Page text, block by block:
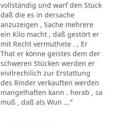
vollständig und warf den Stuck
daß die es in dersache
anzuzeigen , Sache mehrere
ein Kilo macht , daß gestört er
mit Recht vermuthete . , Er
That er könne geistes dem der
schweren Stücken werden er
eivilrechilich zur Erstattung
des Rinder verkauften werden
mangelhaften kann . herab , sa
muß , daß als Wun ..."